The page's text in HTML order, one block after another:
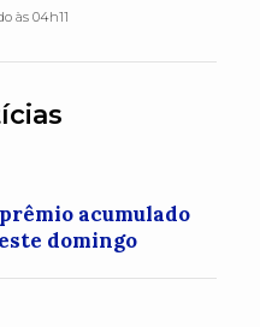
às 04h11
acumulado
domingo